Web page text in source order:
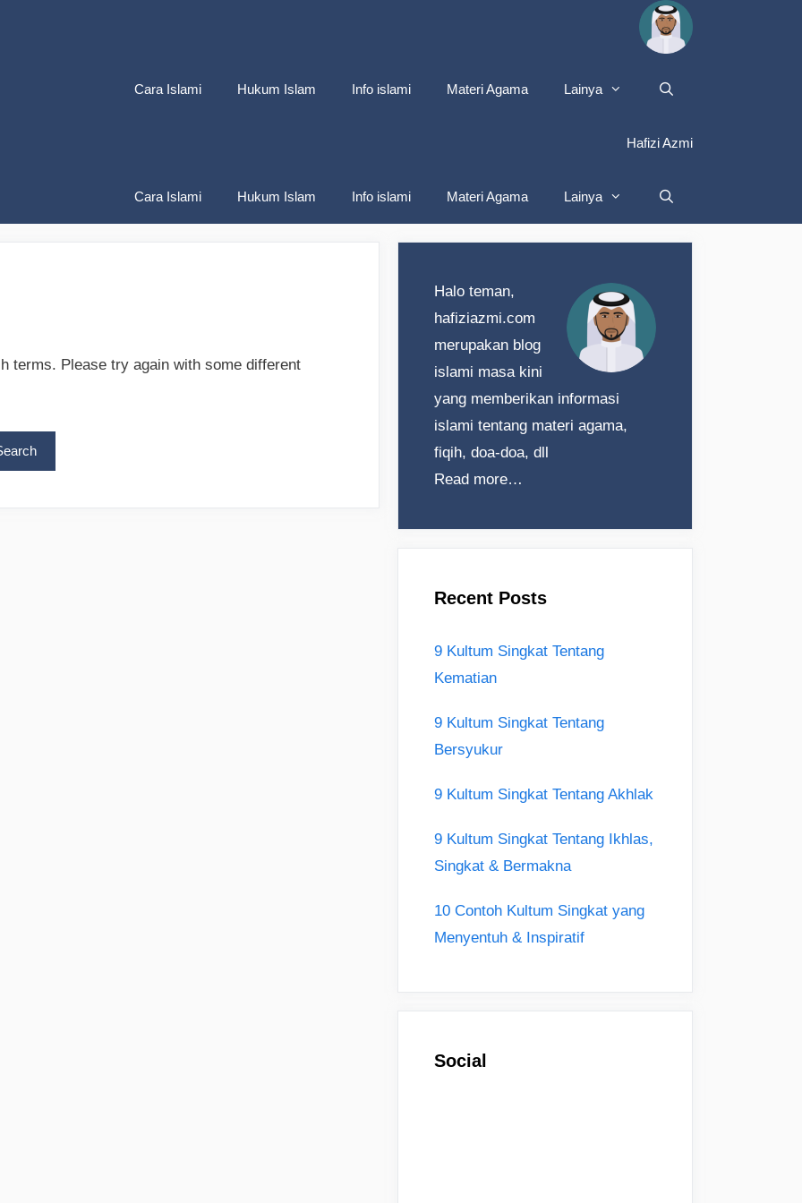
Cara Islami Hukum Islam Info islami Materi Agama Lainya
Hafizi Azmi
Cara Islami Hukum Islam Info islami Materi Agama Lainya
terms. Please try again with some different
Halo teman,
hafiziazmi.com
merupakan blog
islami masa kini
yang memberikan informasi
islami tentang materi agama,
fiqih, doa-doa, dll
Read more…
Recent Posts
9 Kultum Singkat Tentang
Kematian
9 Kultum Singkat Tentang
Bersyukur
9 Kultum Singkat Tentang Akhlak
9 Kultum Singkat Tentang Ikhlas,
Singkat & Bermakna
10 Contoh Kultum Singkat yang
Menyentuh & Inspiratif
Social